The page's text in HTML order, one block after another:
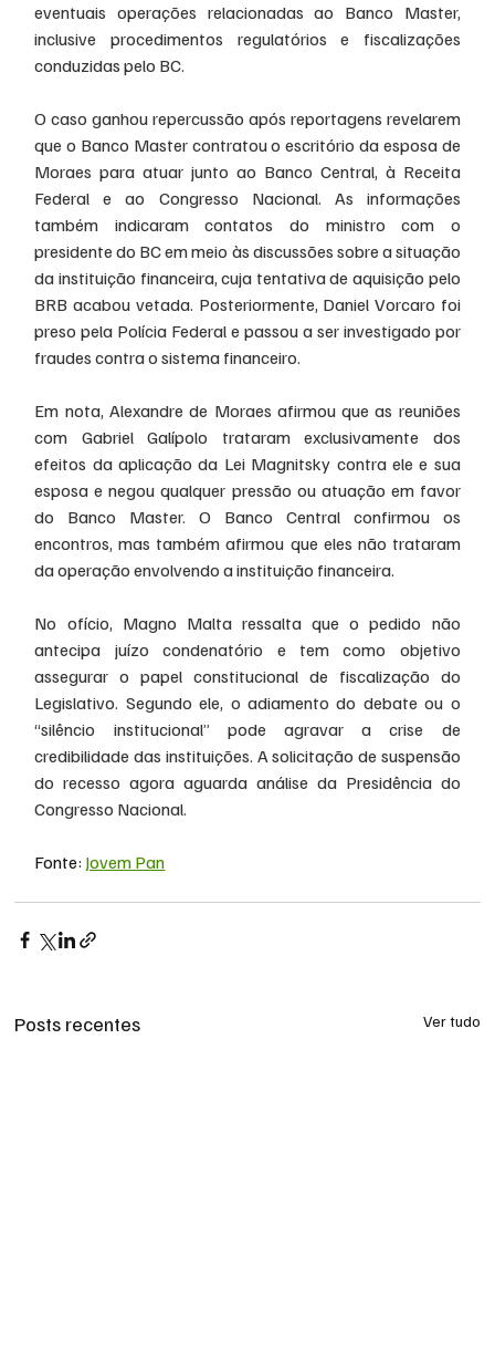
eventuais operações relacionadas ao Banco Master,
inclusive procedimentos regulatórios e fiscalizações
conduzidas pelo BC.
O caso ganhou repercussão após reportagens revelarem
que o Banco Master contratou o escritório da esposa de
Moraes para atuar junto ao Banco Central, à Receita
Federal e ao Congresso Nacional. As informações
também indicaram contatos do ministro com o
presidente do BC em meio às discussões sobre a situação
da instituição financeira, cuja tentativa de aquisição pelo
BRB acabou vetada. Posteriormente, Daniel Vorcaro foi
preso pela Polícia Federal e passou a ser investigado por
fraudes contra o sistema financeiro.
Em nota, Alexandre de Moraes afirmou que as reuniões
com Gabriel Galípolo trataram exclusivamente dos
efeitos da aplicação da Lei Magnitsky contra ele e sua
esposa e negou qualquer pressão ou atuação em favor
do Banco Master. O Banco Central confirmou os
encontros, mas também afirmou que eles não trataram
da operação envolvendo a instituição financeira.
No ofício, Magno Malta ressalta que o pedido não
antecipa juízo condenatório e tem como objetivo
assegurar o papel constitucional de fiscalização do
Legislativo. Segundo ele, o adiamento do debate ou o
“silêncio institucional” pode agravar a crise de
credibilidade das instituições. A solicitação de suspensão
do recesso agora aguarda análise da Presidência do
Congresso Nacional.
Fonte: Jovem Pan
Posts recentes Ver tudo